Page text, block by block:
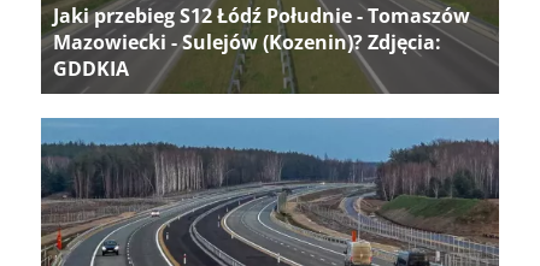
Jaki przebieg S12 Łódź Południe - Tomaszów
Mazowiecki - Sulejów (Kozenin)? Zdjęcia:
GDDKIA